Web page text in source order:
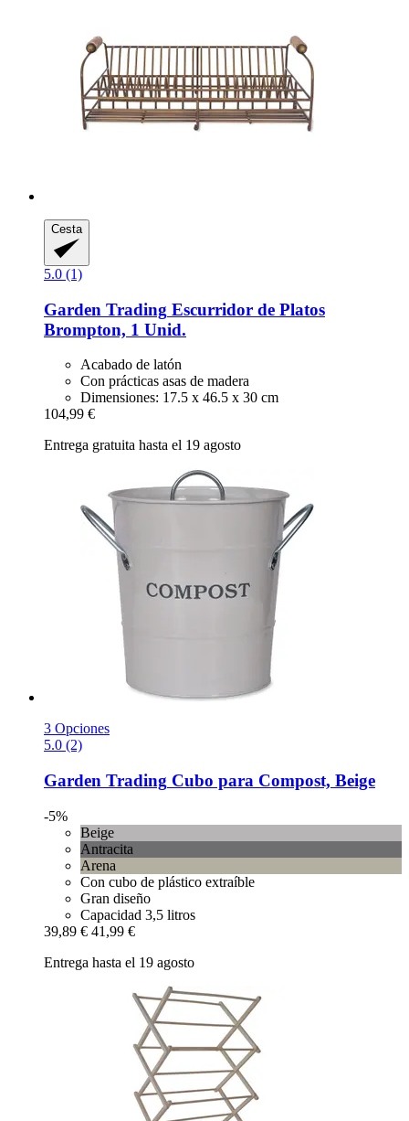
Cesta
5.0 (1)
Garden Trading Escurridor de Platos
Brompton, 1 Unid.
Acabado de latón
Con prácticas asas de madera
Dimensiones: 17.5 x 46.5 x 30 cm
104,99 €
Entrega gratuita hasta el 19 agosto
3 Opciones
5.0 (2)
Garden Trading Cubo para Compost, Beige
-5%
Beige
Antracita
Arena
Con cubo de plástico extraíble
Gran diseño
Capacidad 3,5 litros
39,89 € 41,99 €
Entrega hasta el 19 agosto